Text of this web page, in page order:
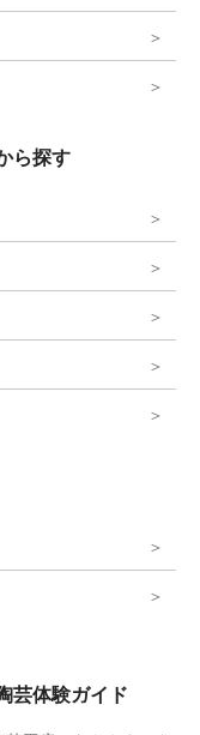
ら探す
芸体験ガイド